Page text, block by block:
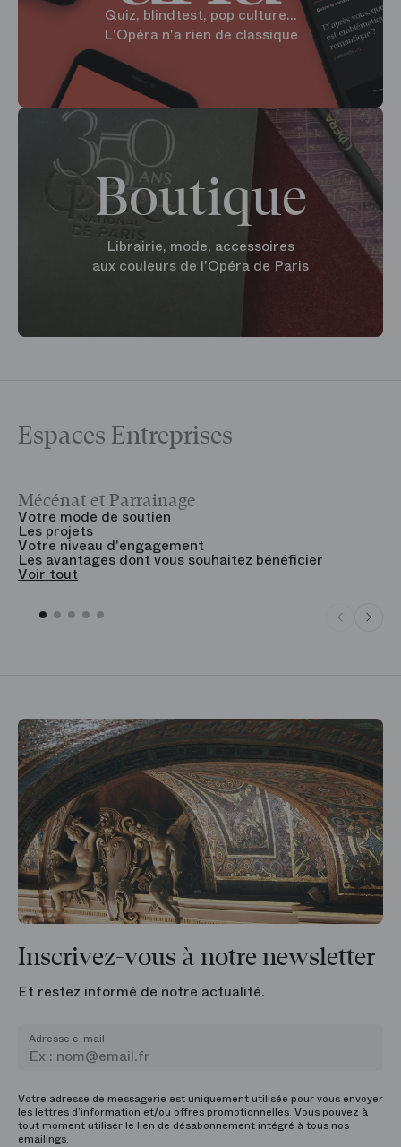
Quiz, blindtest, pop culture...
L'Opéra n'a rien de classique
Boutique
Librairie, mode, accessoires
aux couleurs de l'Opéra de Paris
Espaces Entreprises
Mécénat et Parrainage
Votre mode de soutien
Les projets
Votre niveau d'engagement
Les avantages dont vous souhaitez bénéficier
Voir tout
Inscrivez-vous à notre newsletter
Et restez informé de notre actualité.
Adresse e-mail
Votre adresse de messagerie est uniquement utilisée pour vous envoyer
les lettres d’information et/ou offres promotionnelles. Vous pouvez à
tout moment utiliser le lien de désabonnement intégré à tous nos
emailings.